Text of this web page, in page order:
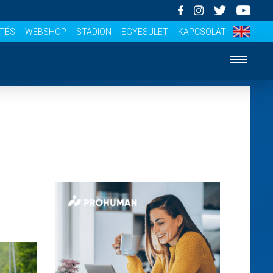
WEBSHOP STADION EGYESÜLET KAPCSOLAT